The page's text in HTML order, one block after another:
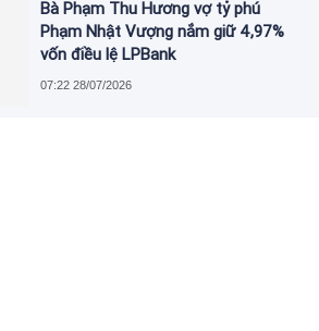
Bà Phạm Thu Hương vợ tỷ phú
Phạm Nhật Vượng nắm giữ 4,97%
vốn điều lệ LPBank
07:22 28/07/2026